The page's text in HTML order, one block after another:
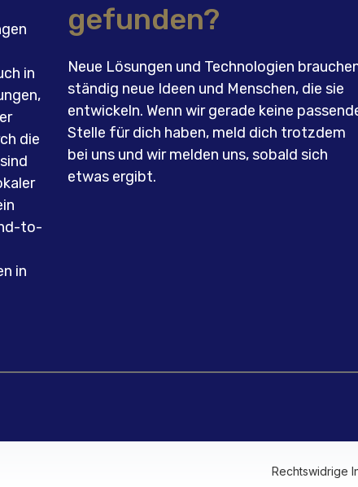
in
die
to-
in
gefunden?
Neue Lösungen und Technologien
ständig neue Ideen und Menschen, die sie
entwickeln. Wenn wir gerade keine
Stelle für dich haben, meld dich trotzdem
bei uns und wir melden uns, sobald sich
etwas ergibt.
Rechtswidrige